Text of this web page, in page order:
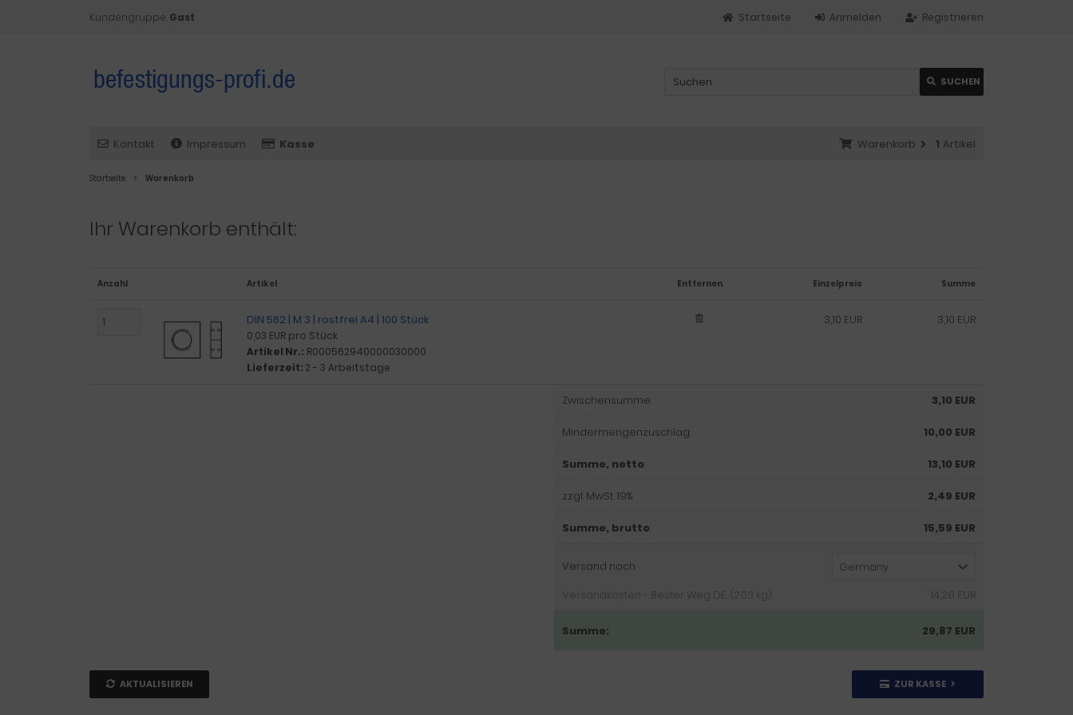
Kundengruppe: Gast Registrieren
Anmelden
Startseite
SUCHEN
Kontakt Impressum Kasse Warenkorb 1 Artikel
Startseite Warenkorb
Ihr Warenkorb enthält:
Anzahl Artikel Summe
Einzelpreis
Entfernen
DIN 562 | M 3 | rostfrei A4 | 100 Stück
0,03 EUR pro Stück
Artikel Nr.: R000562940000030000
Lieferzeit: 2 - 3 Arbeitstage
3,10 EUR
3,10 EUR
Zwischensumme: 3,10 EUR
Mindermengenzuschlag: 10,00 EUR
Summe, netto: 13,10 EUR
zzgl. MwSt. 19%: 2,49 EUR
Summe, brutto: 15,59 EUR
Versand nach
Germany
Versandkosten - Bester Weg DE: (2.03 kg):
14,28 EUR
Summe: 29,87 EUR
AKTUALISIEREN ZUR KASSE